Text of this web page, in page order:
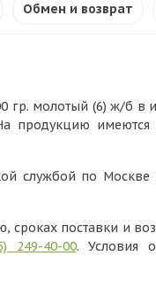
Обмен и возврат
молотый (6) ж/б в
продукцию имеются
службой по
поставки и
249-40-00. Условия